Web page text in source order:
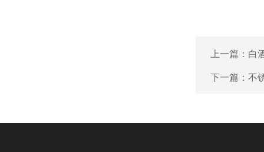
上一篇： 白
下一篇： 不